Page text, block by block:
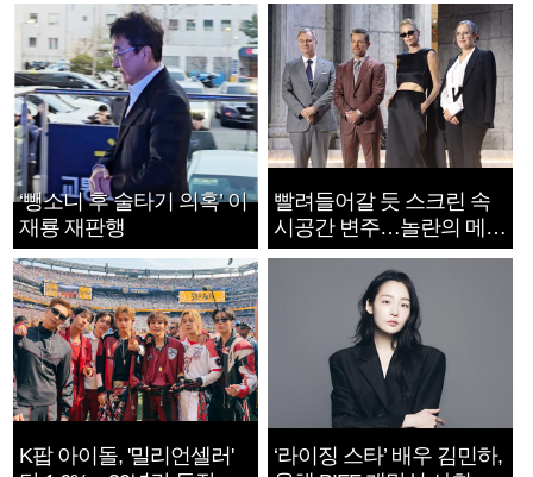
‘뺑소니 후 술타기 의혹’ 이
재룡 재판행
빨려들어갈 듯 스크린 속
시공간 변주…놀란의 메시
지는 ‘전쟁 속죄’
K팝 아이돌, '밀리언셀러'
‘라이징 스타’ 배우 김민하,